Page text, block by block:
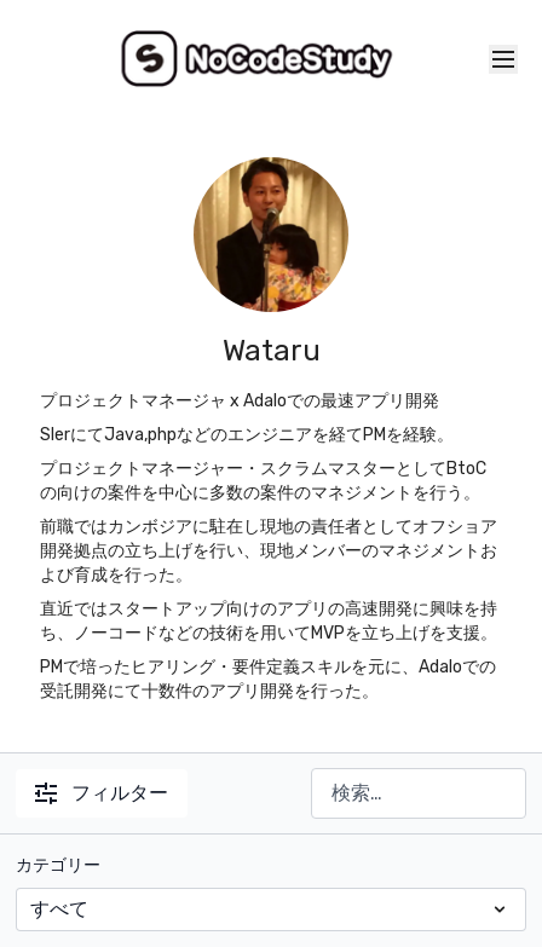
Wataru
プロジェクトマネージャ x Adaloでの最速アプリ開発
SIerにてJava,phpなどのエンジニアを経てPMを経験。
プロジェクトマネージャー・スクラムマスターとしてBtoC
の向けの案件を中心に多数の案件のマネジメントを行う。
前職ではカンボジアに駐在し現地の責任者としてオフショア
開発拠点の立ち上げを行い、現地メンバーのマネジメントお
よび育成を行った。
直近ではスタートアップ向けのアプリの高速開発に興味を持
ち、ノーコードなどの技術を用いてMVPを立ち上げを支援。
PMで培ったヒアリング・要件定義スキルを元に、Adaloでの
受託開発にて十数件のアプリ開発を行った。
フィルター
カテゴリー